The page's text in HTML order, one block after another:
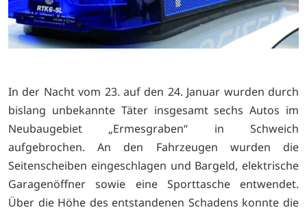
In der Nacht vom 23. auf den 24. Januar wurden durch
bislang unbekannte Täter insgesamt sechs Autos im
Neubaugebiet „Ermesgraben“ in Schweich
aufgebrochen. An den Fahrzeugen wurden die
Seitenscheiben eingeschlagen und Bargeld, elektrische
Garagenöffner sowie eine Sporttasche entwendet.
Über die Höhe des entstandenen Schadens konnte die